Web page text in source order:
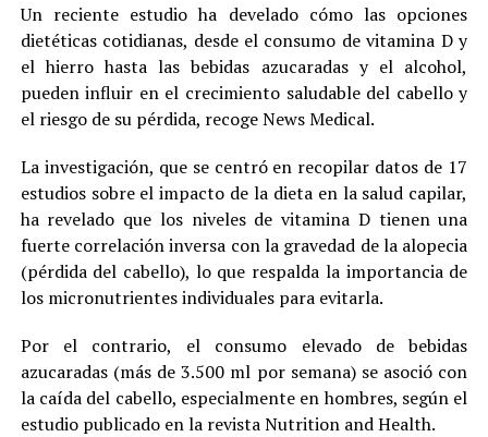
Un reciente estudio ha develado cómo las opciones
dietéticas cotidianas, desde el consumo de vitamina D y
el hierro hasta las bebidas azucaradas y el alcohol,
pueden influir en el crecimiento saludable del cabello y
el riesgo de su pérdida, recoge News Medical.
La investigación, que se centró en recopilar datos de 17
estudios sobre el impacto de la dieta en la salud capilar,
ha revelado que los niveles de vitamina D tienen una
fuerte correlación inversa con la gravedad de la alopecia
(pérdida del cabello), lo que respalda la importancia de
los micronutrientes individuales para evitarla.
Por el contrario, el consumo elevado de bebidas
azucaradas (más de 3.500 ml por semana) se asoció con
la caída del cabello, especialmente en hombres, según el
estudio publicado en la revista Nutrition and Health.